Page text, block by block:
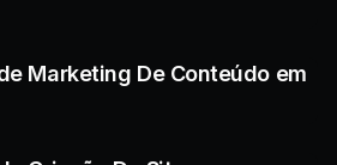
Marketing De Conteúdo em